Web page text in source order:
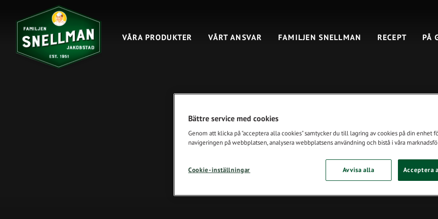
VÅRA PRODUKTER VÅRT ANSVAR FAMILJEN SNELLMAN RECEPT PÅ
Bättre service med cookies
Genom att klicka på "acceptera alla cookies" samtycker du till lagring av cookies på din enhet
navigeringen på webbplatsen, analysera webbplatsens användning och bistå i våra
Cookie-inställningar Avvisa alla Acceptera